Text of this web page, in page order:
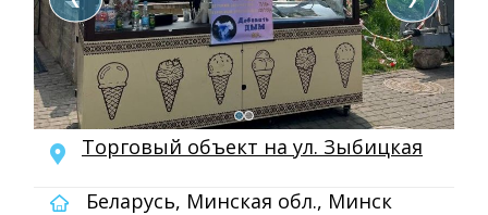
Торговый объект на ул. Зыбицкая
Беларусь, Минская обл., Минск